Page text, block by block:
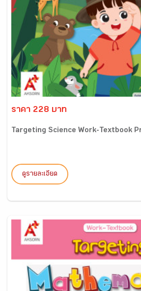
ราคา 228 บาท
Targeting Science Work-Textbook
ดูรายละเอียด